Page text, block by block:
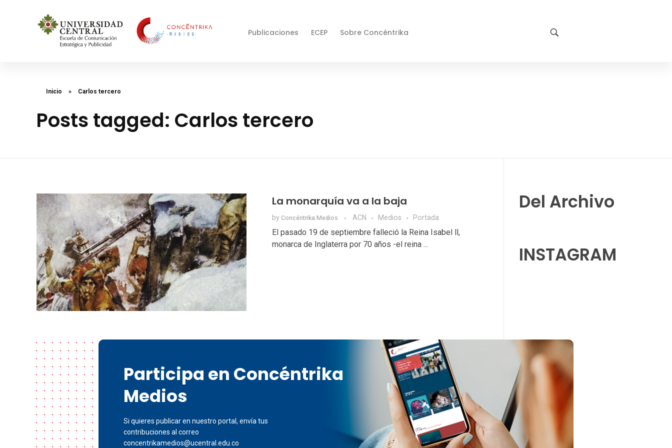
Publicaciones ECEP Sobre Concéntrika
Inicio » Carlos tercero
Posts tagged: Carlos tercero
La monarquía va a la baja
by Concéntrika Medios ACN Medios Portada
El pasado 19 de septiembre falleció la Reina Isabel ll,
monarca de Inglaterra por 70 años -el reina ...
Del Archivo
INSTAGRAM
Participa en Concéntrika
Medios
Si quieres publicar en nuestro portal, envía tus
contribuciones al correo
concentrikamedios@ucentral.edu.co